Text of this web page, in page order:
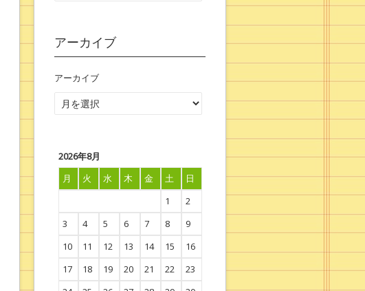
アーカイブ
アーカイブ
2026年8月
月
火 水 木 金 土 日
1
2
3
4 5 6 7 8
9
10
11 12 13 14 15
16
17
18 19 20 21 22
23